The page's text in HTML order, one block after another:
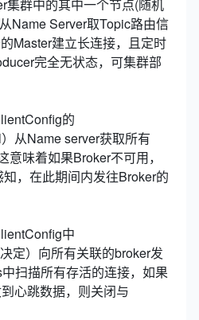
集群中的其中一个节点(随机
Name Server取Topic路由信
Master建立长连接，且定时
完全无状态，可集群部
的
从Name server获取所有
味着如果Broker不可用，
，在此期间内发往Broker的
中
定）向所有关联的broker发
扫描所有存活的连接，如果
心跳数据，则关闭与